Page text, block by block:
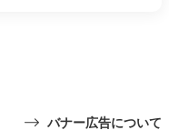
バナー広告について